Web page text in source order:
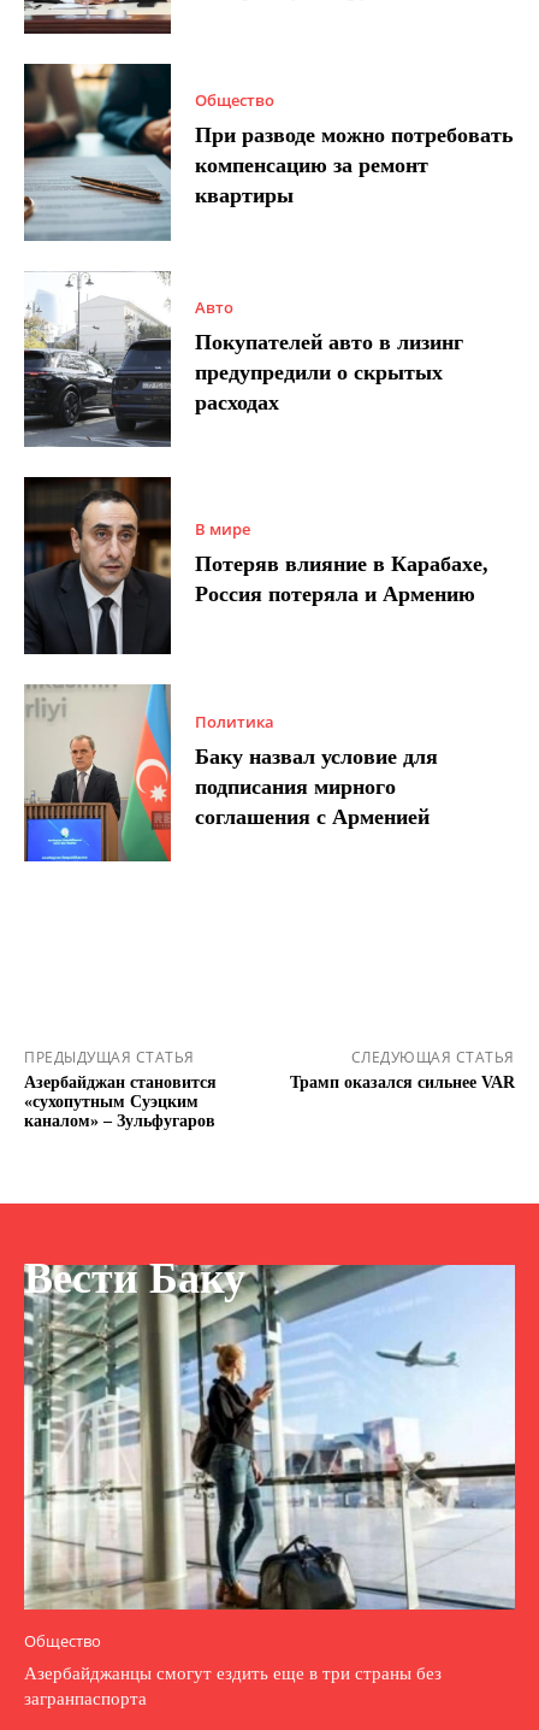
Общество
При разводе можно потребовать
компенсацию за ремонт
квартиры
Авто
Покупателей авто в лизинг
предупредили о скрытых
расходах
В мире
Потеряв влияние в Карабахе,
Россия потеряла и Армению
Политика
Баку назвал условие для
подписания мирного
соглашения с Арменией
ПРЕДЫДУЩАЯ СТАТЬЯ
Азербайджан становится
«сухопутным Суэцким
каналом» – Зульфугаров
СЛЕДУЮЩАЯ СТАТЬЯ
Трамп оказался сильнее VAR
Вести Баку
Общество
Азербайджанцы смогут ездить еще в три страны без
загранпаспорта